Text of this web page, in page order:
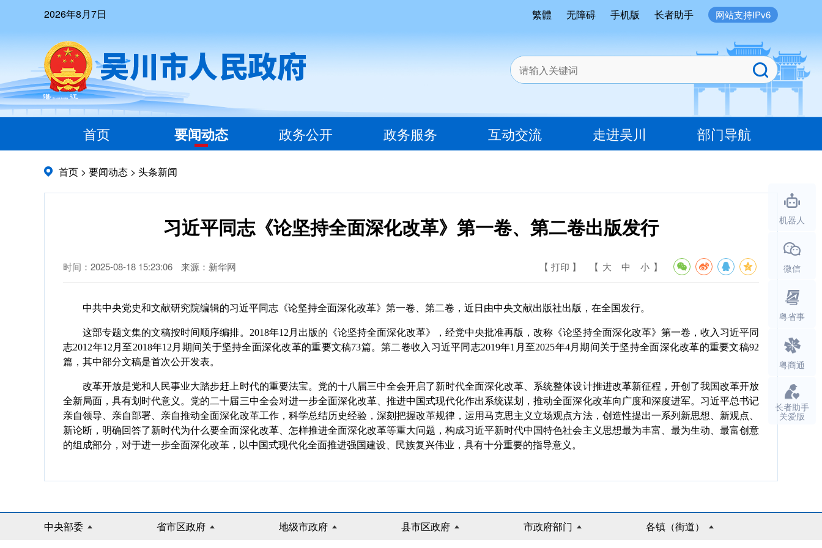
2026年8月7日 繁體 无障碍 手机版 长者助手 网站支持IPv6
首页 要闻动态 政务公开 政务服务 互动交流 走进吴川 部门导航
首页 > 要闻动态 > 头条新闻
习近平同志《论坚持全面深化改革》第一卷、第二卷出版发行
时间：2025-08-18 15:23:06 来源：新华网 【 打印 】 【 大 中 小 】
中共中央党史和文献研究院编辑的习近平同志《论坚持全面深化改革》第一卷、第二卷，近日由中央文献出版社出版，在全国发行。
这部专题文集的文稿按时间顺序编排。2018年12月出版的《论坚持全面深化改革》，经党中央批准再版，改称《论坚持全面深化改革》第一卷，收入习近平同
志2012年12月至2018年12月期间关于坚持全面深化改革的重要文稿73篇。第二卷收入习近平同志2019年1月至2025年4月期间关于坚持全面深化改革的重要文稿92
篇，其中部分文稿是首次公开发表。
改革开放是党和人民事业大踏步赶上时代的重要法宝。党的十八届三中全会开启了新时代全面深化改革、系统整体设计推进改革新征程，开创了我国改革开放
全新局面，具有划时代意义。党的二十届三中全会对进一步全面深化改革、推进中国式现代化作出系统谋划，推动全面深化改革向广度和深度进军。习近平总书记
亲自领导、亲自部署、亲自推动全面深化改革工作，科学总结历史经验，深刻把握改革规律，运用马克思主义立场观点方法，创造性提出一系列新思想、新观点、
新论断，明确回答了新时代为什么要全面深化改革、怎样推进全面深化改革等重大问题，构成习近平新时代中国特色社会主义思想最为丰富、最为生动、最富创意
的组成部分，对于进一步全面深化改革，以中国式现代化全面推进强国建设、民族复兴伟业，具有十分重要的指导意义。
机器人
微信
粤省事
粤商通
长者助手
关爱版
中央部委 省市区政府 地级市政府 县市区政府 市政府部门 各镇（街道）